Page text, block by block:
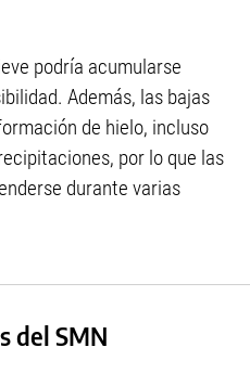
podría acumularse
Además, las bajas
de hielo, incluso
por lo que las
durante varias
del SMN